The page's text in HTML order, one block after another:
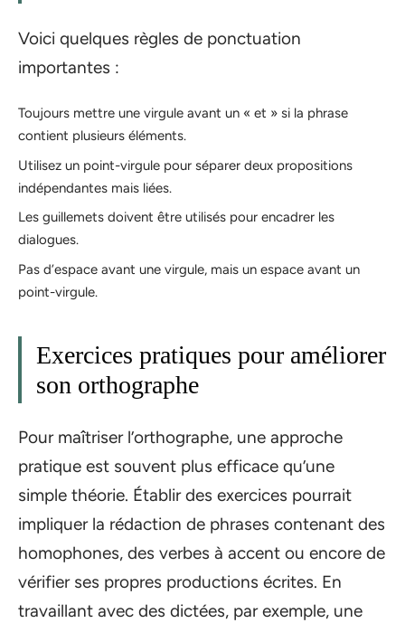
Voici quelques règles de ponctuation
importantes :
Toujours mettre une virgule avant un « et » si la phrase
contient plusieurs éléments.
Utilisez un point-virgule pour séparer deux propositions
indépendantes mais liées.
Les guillemets doivent être utilisés pour encadrer les
dialogues.
Pas d’espace avant une virgule, mais un espace avant un
point-virgule.
Exercices pratiques pour améliorer
son orthographe
Pour maîtriser l’orthographe, une approche
pratique est souvent plus efficace qu’une
simple théorie. Établir des exercices pourrait
impliquer la rédaction de phrases contenant des
homophones, des verbes à accent ou encore de
vérifier ses propres productions écrites. En
travaillant avec des dictées, par exemple, une